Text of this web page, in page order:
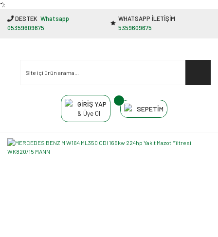
"');
DESTEK Whatsapp
05359609675
WHATSAPP İLETİŞİM
5359609675
GİRİŞ YAP
& Üye Ol
SEPETİM